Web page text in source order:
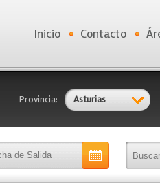
Inicio Contacto
Provincia: Asturias